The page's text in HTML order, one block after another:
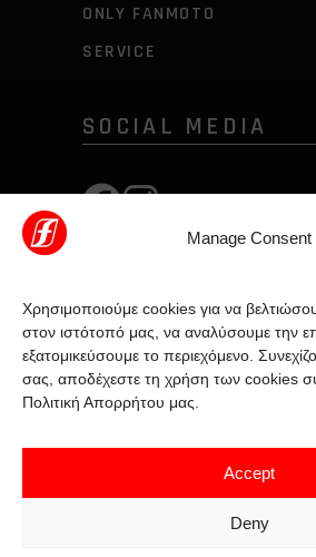
Manage Consent
Χρησιμοποιούμε cookies για να
στον ιστότοπό μας, να αναλύσουμε την
εξατομικεύσουμε το περιεχόμενο.
σας, αποδέχεστε τη χρήση των cookies
Πολιτική Απορρήτου μας.
Accept
Deny
ONLY FANMOTO
SERVICE
SOCIAL MEDIA
DESIGN &